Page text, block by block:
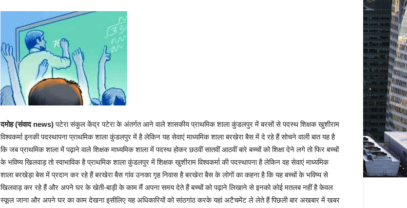
दमोह (संवाद news)पटेरा संकुल केंद्र पटेरा के अंतर्गत आने वाले शासकीय प्राथमिक शाला कुंडलपुर में बरसों से पदस्थ शिक्षक खुशीराम
विश्वकर्मा इनकी पदस्थापना प्राथमिक शाला कुंडलपुर में है लेकिन यह सेवाएं माध्यमिक शाला बरखेरा बैस में दे रहे हैं सोचने वाली बात यह है
कि जब प्राथमिक शाला में पढ़ाने वाले शिक्षक माध्यमिक शाला में पदस्थ होकर छठवीं सातवीं आठवीं बारे बच्चों को शिक्षा देने लगे तो फिर बच्चों
के भविष्य खिलवाड़ तो स्वाभाविक है प्राथमिक शाला कुंडलपुर में शिक्षक खुशीराम विश्वकर्मा की पदस्थापना है लेकिन वह सेवाएं माध्यमिक
शाला बरखेड़ा बेस में प्रदान कर रहे हैं बरखेरा बैस गांव उनका गृह निवास है बरखेरा बैस के लोगों का कहना है कि यह बच्चों के भविष्य से
खिलवाड़ कर रहे हैं और अपने घर के खेती-बाड़ी के काम मैं अपना समय देते हैं बच्चों को पढ़ाने लिखाने से इनको कोई मतलब नहीं है केवल
स्कूल जाना और अपने घर का काम देखना इसीलिए यह अधिकारियों को सांठगांठ करके यहां अटैचमेंट ले लेते हैं पिछली बार अखबार में खबर